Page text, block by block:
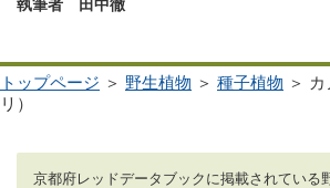
執筆者 田中徹
トップページ ＞ 野生植物 ＞ 種子植物 ＞
リ）
京都府レッドデータブックに掲載されている